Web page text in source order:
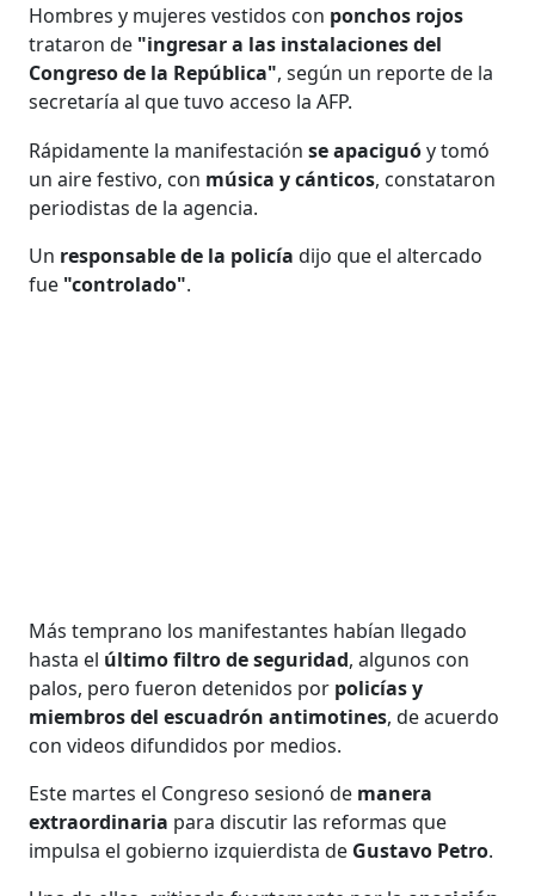
Hombres y mujeres vestidos con ponchos rojos
trataron de "ingresar a las instalaciones del
Congreso de la República", según un reporte de la
secretaría al que tuvo acceso la AFP.
Rápidamente la manifestaciónse apaciguóy tomó
un aire festivo, con música y cánticos, constataron
periodistas de la agencia.
Un responsable de la policía dijo que el altercado
fue "controlado".
Más temprano los manifestantes habían llegado
hasta el último filtro de seguridad, algunos con
palos, pero fueron detenidos por policías y
miembros del escuadrón antimotines, de acuerdo
con videos difundidos por medios.
Este martes el Congreso sesionó de manera
extraordinaria para discutir las reformas que
impulsa el gobierno izquierdista de Gustavo Petro.